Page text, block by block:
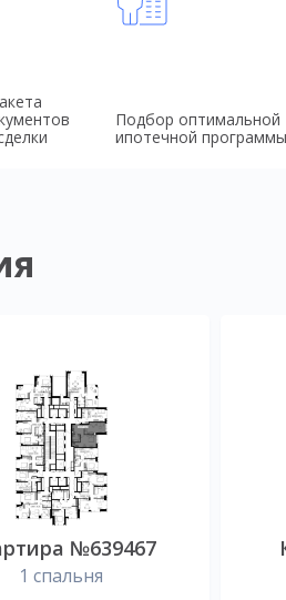
Подбор оптимальной
ипотечной программы
№639467
1 спальня